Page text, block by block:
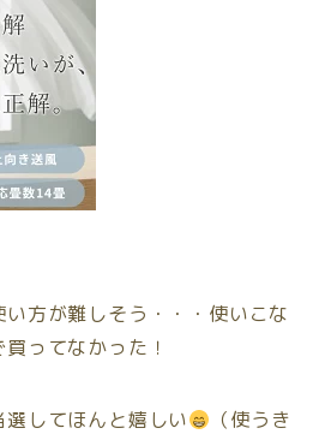
方が難しそう・・・使いこな
ってなかった！
してほんと嬉しい
（使うき